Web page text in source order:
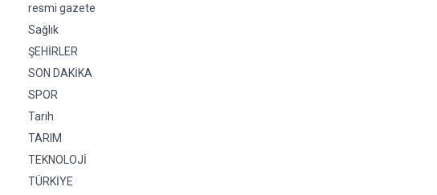
resmi gazete
Sağlık
ŞEHİRLER
SON DAKİKA
SPOR
Tarih
TARIM
TEKNOLOJİ
TÜRKİYE